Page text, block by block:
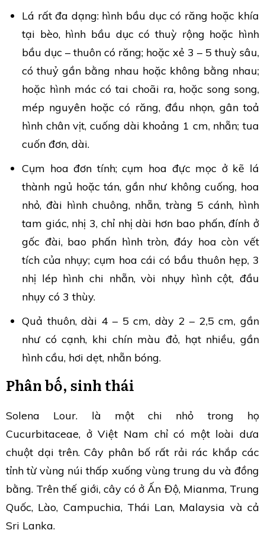
Lá rất đa dạng: hình bầu dục có răng hoặc khía
tại bèo, hình bầu dục có thuỳ rộng hoặc hình
bầu dục – thuôn có răng; hoặc xẻ 3 – 5 thuỳ sâu,
có thuỷ gần bằng nhau hoặc không bằng nhau;
hoặc hình mác có tai choãi ra, hoặc song song,
mép nguyên hoặc có răng, đầu nhọn, gân toả
hình chân vịt, cuống dài khoảng 1 cm, nhẵn; tua
cuốn đơn, dài.
Cụm hoa đơn tính; cụm hoa đực mọc ở kẽ lá
thành ngủ hoặc tán, gần như không cuống, hoa
nhỏ, đài hình chuông, nhẵn, tràng 5 cánh, hình
tam giác, nhị 3, chỉ nhị dài hơn bao phấn, đính ở
gốc đài, bao phấn hình tròn, đáy hoa còn vết
tích của nhụy; cụm hoa cái có bầu thuôn hẹp, 3
nhị lép hình chi nhẵn, vòi nhụy hình cột, đầu
nhụy có 3 thùy.
Quả thuôn, dài 4 – 5 cm, dày 2 – 2,5 cm, gần
như có cạnh, khi chín màu đỏ, hạt nhiều, gần
hình cầu, hơi dẹt, nhẵn bóng.
Phân bố, sinh thái
Solena Lour. là một chi nhỏ trong họ
Cucurbitaceae, ở Việt Nam chỉ có một loài dưa
chuột dại trên. Cây phân bố rất rải rác khắp các
tỉnh từ vùng núi thấp xuống vùng trung du và đồng
bằng. Trên thế giới, cây có ở Ấn Độ, Mianma, Trung
Quốc, Lào, Campuchia, Thái Lan, Malaysia và cả
Sri Lanka.